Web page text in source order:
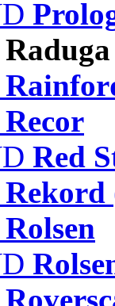
Raduga
Recor
Red
Rekord
Rolsen